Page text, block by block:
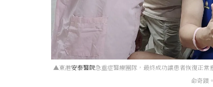
▲東港安泰醫院急重症醫療團隊，最終成功讓患者恢復正
命奇蹟